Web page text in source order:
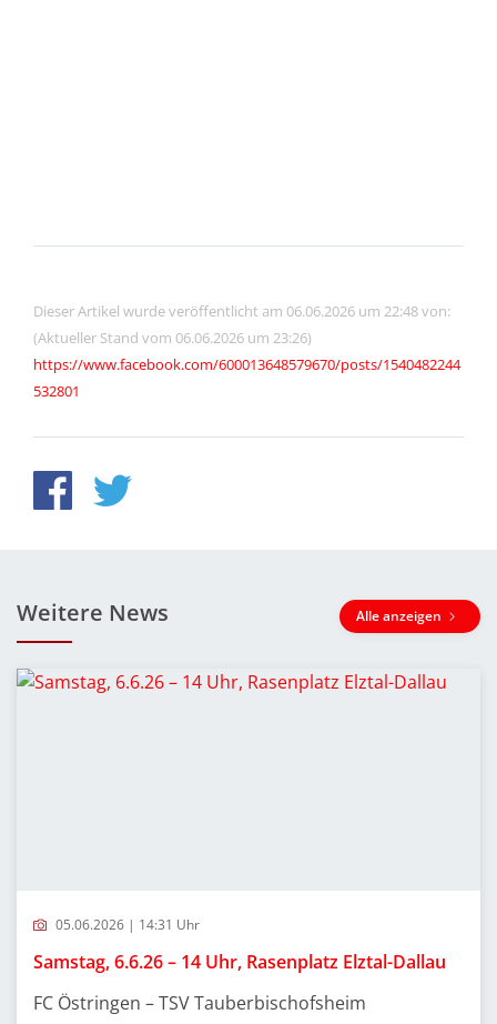
Dieser Artikel wurde veröffentlicht am 06.06.2026 um 22:48 von:
(Aktueller Stand vom 06.06.2026 um 23:26)
https://www.facebook.com/600013648579670/posts/1540482244
532801
Weitere News Alle anzeigen
05.06.2026 | 14:31 Uhr
Samstag, 6.6.26 – 14 Uhr, Rasenplatz Elztal-Dallau
FC Östringen – TSV Tauberbischofsheim